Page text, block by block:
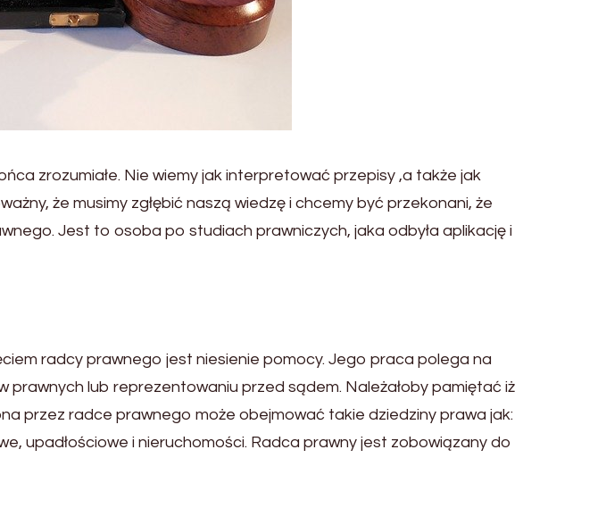
zrozumiałe. Nie wiemy jak interpretować przepisy ,a także jak
że musimy zgłębić naszą wiedzę i chcemy być przekonani, że
Jest to osoba po studiach prawniczych, jaka odbyła aplikację i
radcy prawnego jest niesienie pomocy. Jego praca polega na
lub reprezentowaniu przed sądem. Należałoby pamiętać iż
przez radce prawnego może obejmować takie dziedziny prawa jak:
upadłościowe i nieruchomości. Radca prawny jest zobowiązany do